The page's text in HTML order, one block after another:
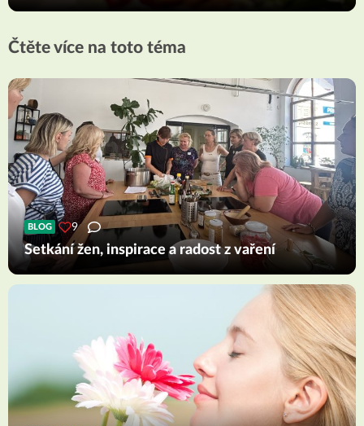
Čtěte více na toto téma
BLOG 9
Setkání žen, inspirace a radost z vaření